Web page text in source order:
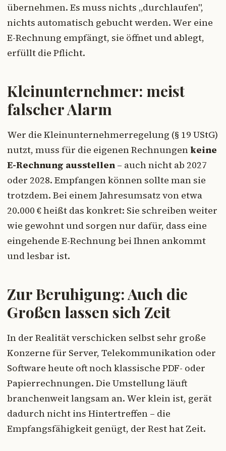
übernehmen. Es muss nichts „durchlaufen",
nichts automatisch gebucht werden. Wer eine
E-Rechnung empfängt, sie öffnet und ablegt,
erfüllt die Pflicht.
Kleinunternehmer: meist
falscher Alarm
Wer die Kleinunternehmerregelung (§ 19 UStG)
nutzt, muss für die eigenen Rechnungenkeine
E-Rechnung ausstellen – auch nicht ab 2027
oder 2028. Empfangen können sollte man sie
trotzdem. Bei einem Jahresumsatz von etwa
20.000 € heißt das konkret: Sie schreiben weiter
wie gewohnt und sorgen nur dafür, dass eine
eingehende E-Rechnung bei Ihnen ankommt
und lesbar ist.
Zur Beruhigung: Auch die
Großen lassen sich Zeit
In der Realität verschicken selbst sehr große
Konzerne für Server, Telekommunikation oder
Software heute oft noch klassische PDF- oder
Papierrechnungen. Die Umstellung läuft
branchenweit langsam an. Wer klein ist, gerät
dadurch nicht ins Hintertreffen – die
Empfangsfähigkeit genügt, der Rest hat Zeit.